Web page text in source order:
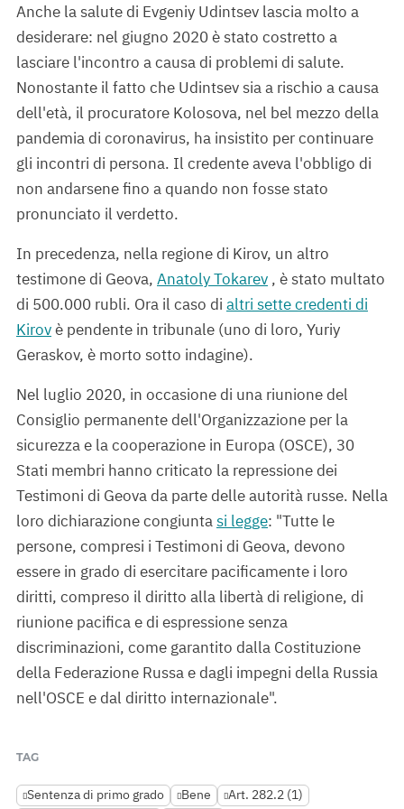
Anche la salute di Evgeniy Udintsev lascia molto a
desiderare: nel giugno 2020 è stato costretto a
lasciare l'incontro a causa di problemi di salute.
Nonostante il fatto che Udintsev sia a rischio a causa
dell'età, il procuratore Kolosova, nel bel mezzo della
pandemia di coronavirus, ha insistito per continuare
gli incontri di persona. Il credente aveva l'obbligo di
non andarsene fino a quando non fosse stato
pronunciato il verdetto.
In precedenza, nella regione di Kirov, un altro
testimone di Geova, Anatoly Tokarev , è stato multato
di 500.000 rubli. Ora il caso di altri sette credenti di
Kirovè pendente in tribunale (uno di loro, Yuriy
Geraskov, è morto sotto indagine).
Nel luglio 2020, in occasione di una riunione del
Consiglio permanente dell'Organizzazione per la
sicurezza e la cooperazione in Europa (OSCE), 30
Stati membri hanno criticato la repressione dei
Testimoni di Geova da parte delle autorità russe. Nella
loro dichiarazione congiuntasi legge: "Tutte le
persone, compresi i Testimoni di Geova, devono
essere in grado di esercitare pacificamente i loro
diritti, compreso il diritto alla libertà di religione, di
riunione pacifica e di espressione senza
discriminazioni, come garantito dalla Costituzione
della Federazione Russa e dagli impegni della Russia
nell'OSCE e dal diritto internazionale".
TAG
Sentenza di primo grado Bene
Art. 282.2 (1)